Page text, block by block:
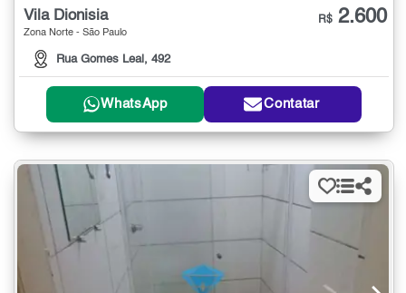
Vila Dionisia
Zona Norte - São Paulo
Rua Gomes Leal, 492
R$ 2.600
WhatsApp Contatar